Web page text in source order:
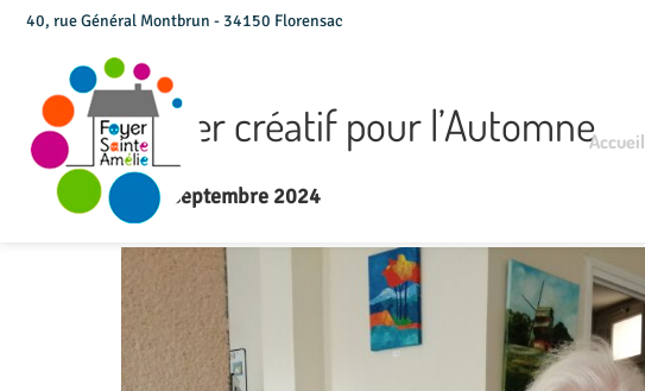
40, rue Général Montbrun - 34150 Florensac
Accueil
Atelier créatif pour l’Automne
le 19 septembre 2024